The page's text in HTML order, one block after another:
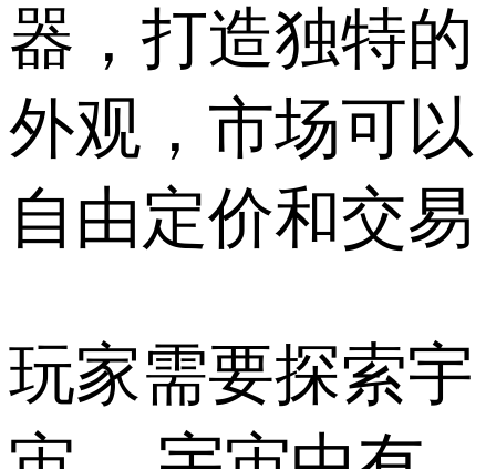
器，打造独特的
外观，市场可以
自由定价和交易
玩家需要探索宇